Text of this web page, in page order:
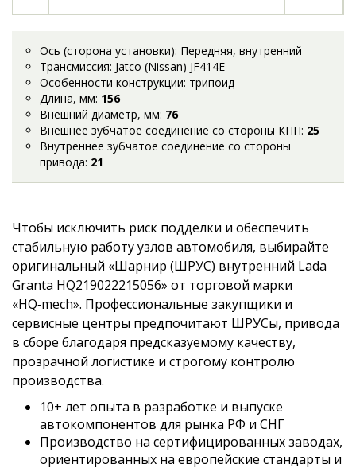
Ось (сторона установки): Передняя, внутренний
Трансмиссия: Jatco (Nissan) JF414E
Особенности конструкции: трипоид
Длина, мм: 156
Внешний диаметр, мм: 76
Внешнее зубчатое соединение со стороны КПП: 25
Внутреннее зубчатое соединение со стороны
привода: 21
Чтобы исключить риск подделки и обеспечить
стабильную работу узлов автомобиля, выбирайте
оригинальный «Шарнир (ШРУС) внутренний Lada
Granta HQ219022215056» от торговой марки
«HQ‑mech». Профессиональные закупщики и
сервисные центры предпочитают ШРУСы, привода
в сборе благодаря предсказуемому качеству,
прозрачной логистике и строгому контролю
производства.
10+ лет опыта в разработке и выпуске
автокомпонентов для рынка РФ и СНГ
Производство на сертифицированных заводах,
ориентированных на европейские стандарты и